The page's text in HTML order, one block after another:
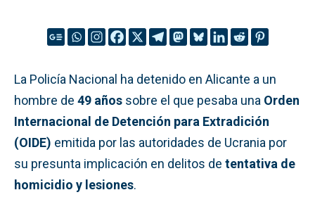
La Policía Nacional ha detenido en Alicante a un
hombre de 49 años sobre el que pesaba una Orden
Internacional de Detención para Extradición
(OIDE) emitida por las autoridades de Ucrania por
su presunta implicación en delitos de tentativa de
homicidio y lesiones.